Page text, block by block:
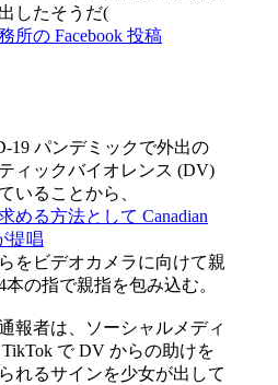
したそうだ(
所の Facebook 投稿
19 パンデミックで外出の
ィックバイオレンス (DV)
いることから、
める方法として Canadian
提唱
をビデオカメラに向けて親
の指で親指を包み込む。
報者は、ソーシャルメディ
で DV からの助けを
れるサインを少女が出して